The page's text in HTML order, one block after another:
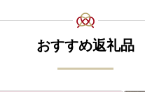
おすすめ返礼品